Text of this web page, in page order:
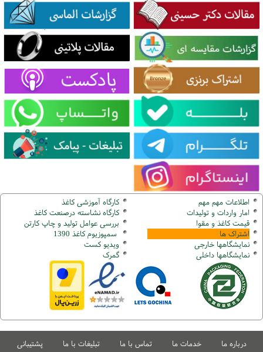
اطلاعات مهم مهم
امار واردات و تولیدات
قیمت کاغذ و مقوا
اشتراک ها
نمایشگاهها خارجی
نمایشگاهها داخلی
کارگاه آموزشی کاغذ
کارگاه نشاسته درصنعت کاغذ
بررسی عوامل تولید و چاپ کارتن
سمپوزیوم کاغذ 1390
ویدیو کست
گمرک
درباره ما خدمات ما تماس با ما تبلیغات با ما پشتیبانی